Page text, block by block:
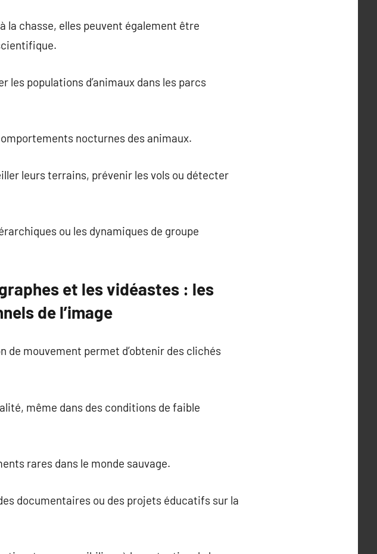
la chasse, elles peuvent également être
populations d’animaux dans les parcs
nocturnes des animaux.
leurs terrains, prévenir les vols ou détecter
ou les dynamiques de groupe
et les vidéastes : les
de l’image
mouvement permet d’obtenir des clichés
même dans des conditions de faible
rares dans le monde sauvage.
documentaires ou des projets éducatifs sur la